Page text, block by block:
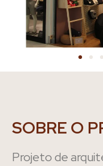
SOBRE O
Projeto de